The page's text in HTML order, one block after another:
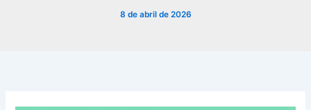
8 de abril de 2026